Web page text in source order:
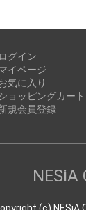
ログイン
イページ
気に入り
ショッピングカート
規会員登録
NESiA